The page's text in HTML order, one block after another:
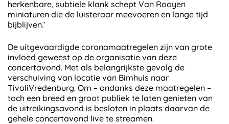
herkenbare, subtiele klank schept Van Rooyen
miniaturen die de luisteraar meevoeren en lange tijd
bijblijven.’
De uitgevaardigde coronamaatregelen zijn van grote
invloed geweest op de organisatie van deze
concertavond. Met als belangrijkste gevolg de
verschuiving van locatie van Bimhuis naar
TivoliVredenburg. Om – ondanks deze maatregelen –
toch een breed en groot publiek te laten genieten van
de uitreikingsavond is besloten in plaats daarvan de
gehele concertavond live te streamen.